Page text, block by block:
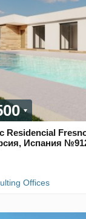
Residencial
Испания
Offices